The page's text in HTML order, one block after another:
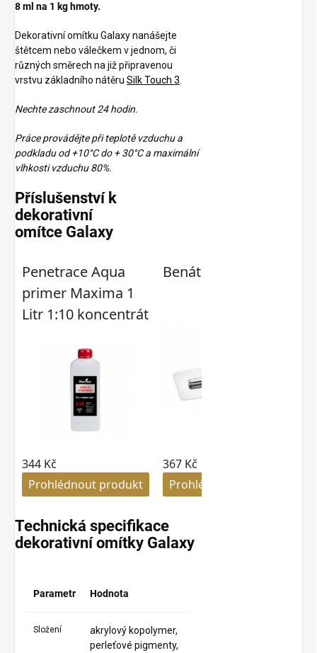
8 ml na 1 kg hmoty.
Dekorativní omítku Galaxy nanášejte
štětcem nebo válečkem v jednom, či
různých směrech na již připravenou
vrstvu základního nátěru Silk Touch 3.
Nechte zaschnout 24 hodin.
Práce provádějte při teplotě vzduchu a
podkladu od +10°С do + 30°С a maximální
vlhkosti vzduchu 80%.
Příslušenství k
dekorativní
omítce Galaxy
Technická specifikace
dekorativní omítky Galaxy
Parametr Hodnota
Složení
akrylový kopolymer,
perleťové pigmenty,